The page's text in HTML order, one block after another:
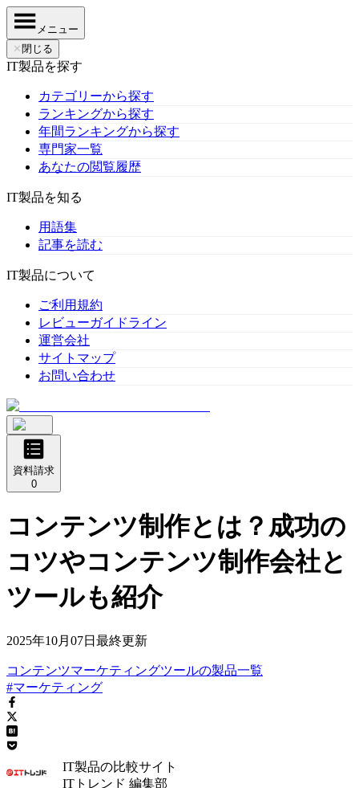
メニュー
✕ 閉じる
IT製品を探す
カテゴリーから探す
ランキングから探す
年間ランキングから探す
専門家一覧
あなたの閲覧履歴
IT製品を知る
用語集
記事を読む
IT製品について
ご利用規約
レビューガイドライン
運営会社
サイトマップ
お問い合わせ
資料請求
0
コンテンツ制作とは？成功の
コツやコンテンツ制作会社と
ツールも紹介
2025年10月07日 最終更新
コンテンツマーケティングツールの製品一覧
#マーケティング
IT製品の比較サイト
ITトレンド 編集部